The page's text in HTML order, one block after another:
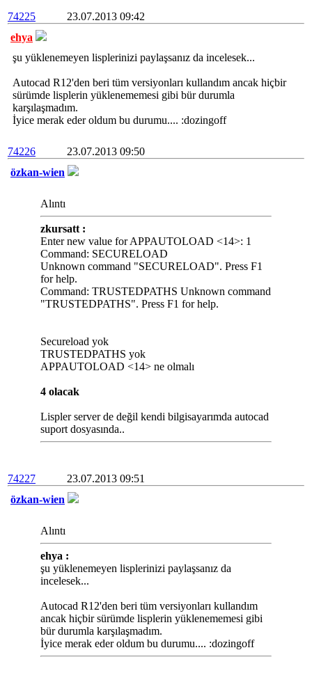
74225
23.07.2013 09:42
ehya
şu yüklenemeyen lisplerinizi paylaşsanız da incelesek...
Autocad R12'den beri tüm versiyonları kullandım ancak hiçbir
sürümde lisplerin yüklenememesi gibi bür durumla
karşılaşmadım.
İyice merak eder oldum bu durumu.... :dozingoff
74226
23.07.2013 09:50
özkan-wien
Alıntı
zkursatt :
Enter new value for APPAUTOLOAD <14>: 1
Command: SECURELOAD
Unknown command "SECURELOAD". Press F1
for help.
Command: TRUSTEDPATHS Unknown command
"TRUSTEDPATHS". Press F1 for help.
Secureload yok
TRUSTEDPATHS yok
APPAUTOLOAD <14> ne olmalı
4 olacak
Lispler server de değil kendi bilgisayarımda autocad
suport dosyasında..
74227
23.07.2013 09:51
özkan-wien
Alıntı
ehya :
şu yüklenemeyen lisplerinizi paylaşsanız da
incelesek...
Autocad R12'den beri tüm versiyonları kullandım
ancak hiçbir sürümde lisplerin yüklenememesi gibi
bür durumla karşılaşmadım.
İyice merak eder oldum bu durumu.... :dozingoff